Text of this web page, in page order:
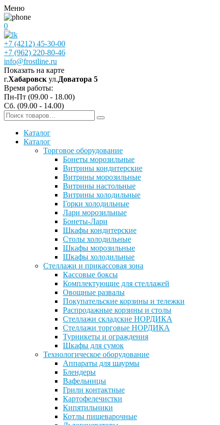
Меню
0
+7 (4212) 45-30-00
+7 (962) 220-80-46
info@frostline.ru
Показать на карте
г.Хабаровск ул.Доватора 5
Время работы:
Пн-Пт (09.00 - 18.00)
Сб. (09.00 - 14.00)
Каталог
Каталог
Торговое оборудование
Бонеты морозильные
Витрины кондитерские
Витрины морозильные
Витрины настольные
Витрины холодильные
Горки холодильные
Лари морозильные
Бонеты-Лари
Шкафы кондитерские
Столы холодильные
Шкафы морозильные
Шкафы холодильные
Стеллажи и прикассовая зона
Кассовые боксы
Комплектующие для стеллажей
Овощные развалы
Покупательские корзины и тележки
Распродажные корзины и столы
Стеллажи складские НОРДИКА
Стеллажи торговые НОРДИКА
Турникеты и ограждения
Шкафы для сумок
Технологическое оборудование
Аппараты для шаурмы
Блендеры
Вафельницы
Грили контактные
Картофелечистки
Кипятильники
Котлы пищеварочные